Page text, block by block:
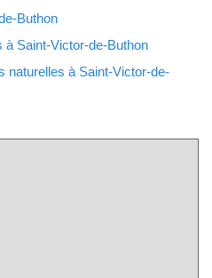
Buthon
à Saint-Victor-de-Buthon
naturelles à Saint-Victor-de-